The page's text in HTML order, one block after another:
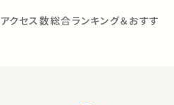
クセス数総合ランキング＆おすす